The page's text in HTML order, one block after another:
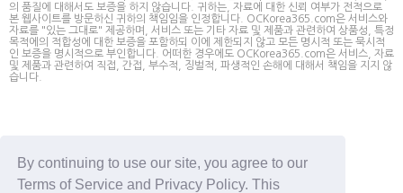
By continuing to use our site, you agree to our
Terms of Service and Privacy Policy. This
의 품질에 대해서도 보증을 하지 않습니다. 귀하는, 자료에 대한 신뢰 여부가 전적으로
본 웹사이트를 방문하신 귀하의 책임임을 인정합니다. OCKorea365.com은 서비스와
자료를 "있는 그대로" 제공하며, 서비스 또는 기타 자료 및 제품과 관련하여 상품성, 특정
목적에의 적합성에 대한 보증을 포함하되 이에 제한되지 않고 모든 명시적 또는 묵시적
인 보증을 명시적으로 부인합니다. 어떠한 경우에도 OCKorea365.com은 서비스, 자료
및 제품과 관련하여 직접, 간접, 부수적, 징벌적, 파생적인 손해에 대해서 책임을 지지 않
습니다.